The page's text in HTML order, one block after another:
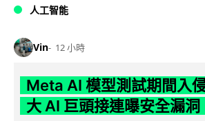
人工智能
Vin 12 小時
Meta AI 模型測試期間入
大 AI 巨頭接連曝安全漏洞